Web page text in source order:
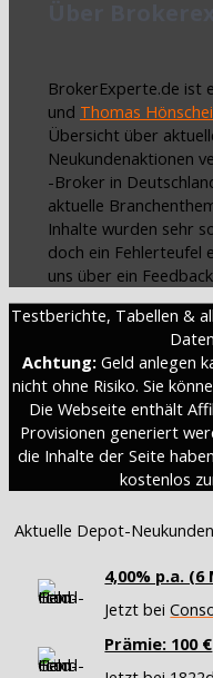
BrokerExperte.de ist
und Thomas
Übersicht über
Neukundenaktionen
-Broker in
aktuelle
Inhalte wurden sehr
doch ein Fehlerteufel
uns über ein
Testberichte, Tabellen &
Achtung: Geld anlegen
nicht ohne Risiko. Sie
Die Webseite enthält
Provisionen generiert
die Inhalte der Seite
kostenlos
Aktuelle Depot-
4,00% p.a.
Jetzt bei
Prämie: 100 €